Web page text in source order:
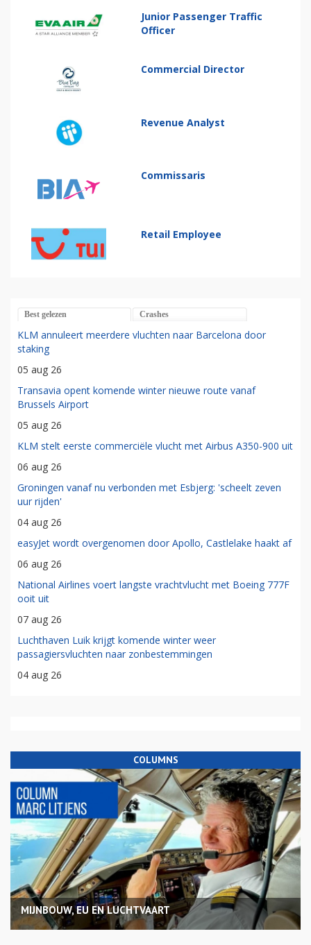
Junior Passenger Traffic
Officer
Commercial Director
Revenue Analyst
Commissaris
Retail Employee
Best gelezen Crashes
KLM annuleert meerdere vluchten naar Barcelona door
staking
05 aug 26
Transavia opent komende winter nieuwe route vanaf
Brussels Airport
05 aug 26
KLM stelt eerste commerciële vlucht met Airbus A350-900 uit
06 aug 26
Groningen vanaf nu verbonden met Esbjerg: 'scheelt zeven
uur rijden'
04 aug 26
easyJet wordt overgenomen door Apollo, Castlelake haakt af
06 aug 26
National Airlines voert langste vrachtvlucht met Boeing 777F
ooit uit
07 aug 26
Luchthaven Luik krijgt komende winter weer
passagiersvluchten naar zonbestemmingen
04 aug 26
COLUMNS
MIJNBOUW, EU EN LUCHTVAART